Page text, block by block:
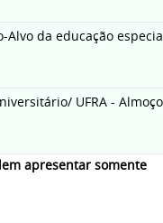
da educação
UFRA -
apresentar somente